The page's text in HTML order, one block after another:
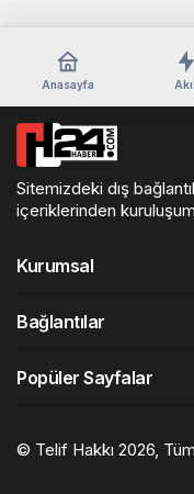
Anasayfa
Sitemizdeki dış
içeriklerinden
Kurumsal
Bağlantılar
Popüler Sayfalar
© Telif Hakkı 2026, Tüm